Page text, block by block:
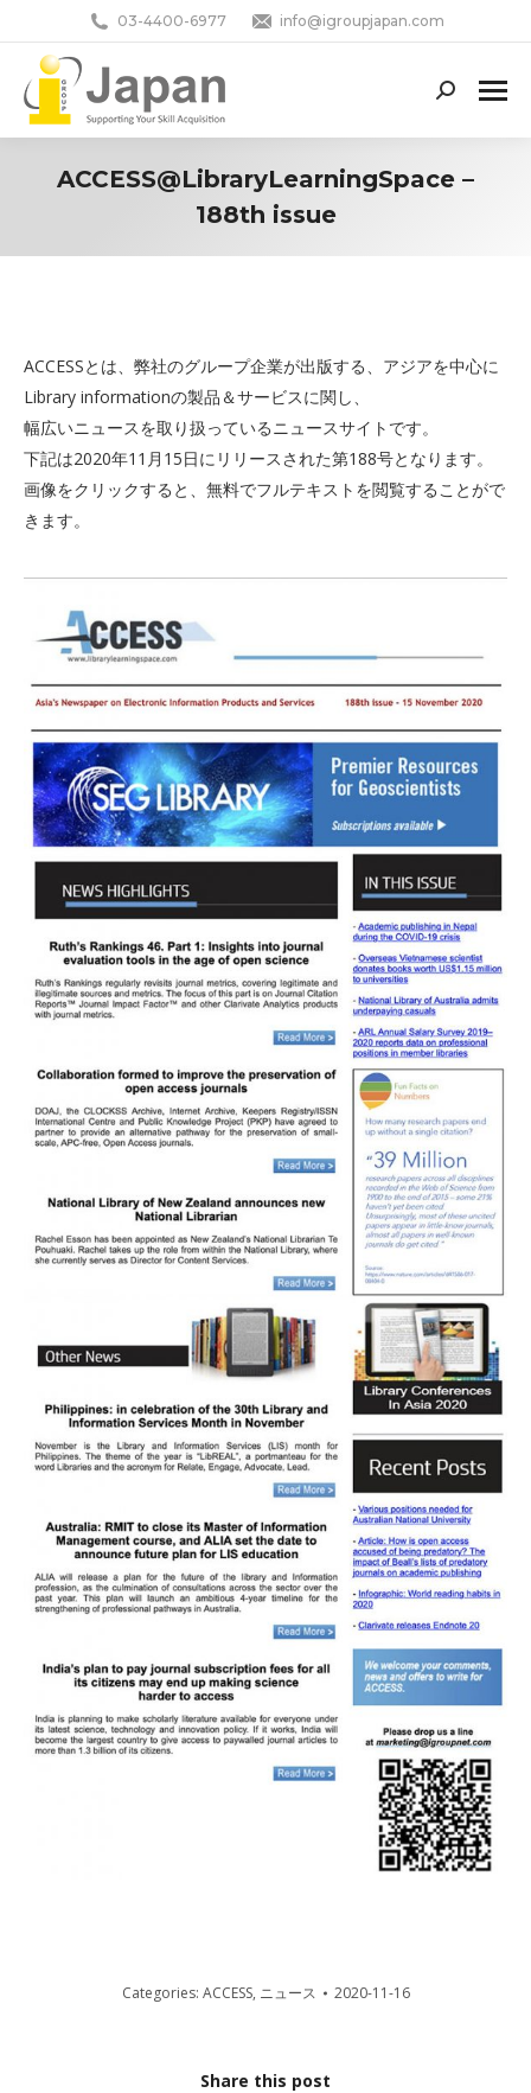
03-4400-6977 info@igroupjapan.com
Search:
ACCESS@LibraryLearningSpace –
188th issue
ACCESSとは、弊社のグループ企業が出版する、アジアを中心に
Library informationの製品＆サービスに関し、
幅広いニュースを取り扱っているニュースサイトです。
下記は2020年11月15日にリリースされた第188号となります。
画像をクリックすると、無料でフルテキストを閲覧することがで
きます。
Categories: ACCESS, ニュース 2020-11-16
Share this post